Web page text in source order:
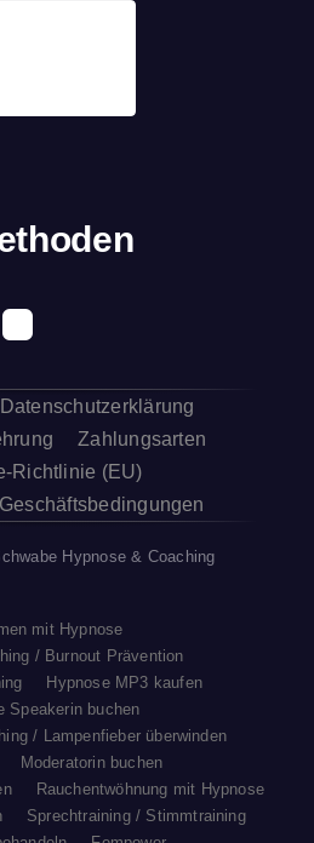
Datenschutzerklärung
Zahlungsarten
Richtlinie (EU)
Hypnose & Coaching
mit Hypnose
/ Burnout Prävention
Hypnose MP3 kaufen
Speakerin buchen
/ Lampenfieber überwinden
Moderatorin buchen
Rauchentwöhnung mit Hypnose
Sprechtraining / Stimmtraining